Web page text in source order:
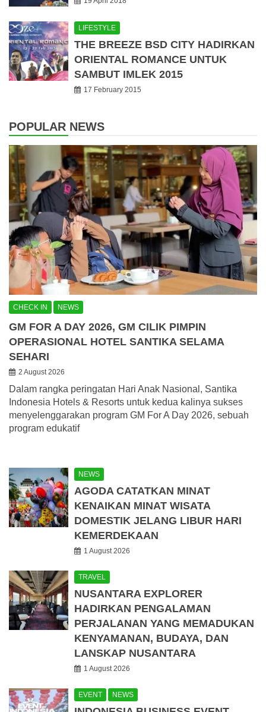
LIFESTYLE
THE BREEZE BSD CITY HADIRKAN
ORIENTAL ROMANCE UNTUK
SAMBUT IMLEK 2015
17 February 2015
POPULAR NEWS
CHECK IN NEWS
GM FOR A DAY 2026, GM CILIK PIMPIN
OPERASIONAL HOTEL SANTIKA SELAMA
SEHARI
2 August 2026
Dalam rangka peringatan Hari Anak Nasional, Santika
Indonesia Hotels & Resorts untuk kedua kalinya sukses
menyelenggarakan program GM For A Day 2026, sebuah
program edukatif
NEWS
AGODA CATATKAN MINAT
KENAIKAN MINAT WISATA
DOMESTIK JELANG LIBUR HARI
KEMERDEKAAN
1 August 2026
TRAVEL
NUSANTARA EXPLORER
HADIRKAN PENGALAMAN
PERJALANAN YANG MEMADUKAN
KENYAMANAN, BUDAYA, DAN
LANSKAP NUSANTARA
1 August 2026
EVENT NEWS